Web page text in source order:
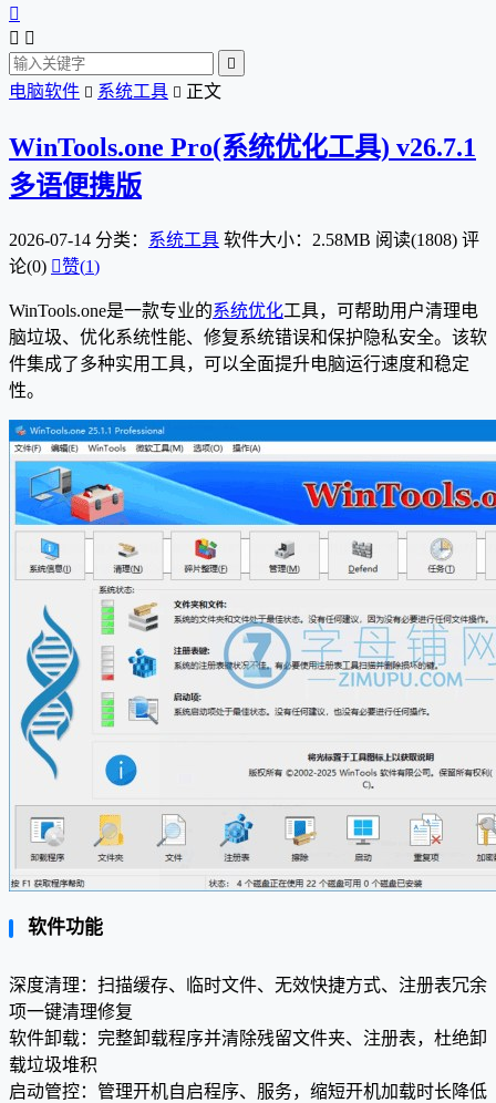

 

电脑软件  系统工具  正文
WinTools.one Pro(系统优化工具) v26.7.1
多语便携版
2026-07-14 分类： 系统工具 软件大小：2.58MB 阅读(1808) 评
论(0) 赞(1)
WinTools.one是一款专业的系统优化工具，可帮助用户清理电
脑垃圾、优化系统性能、修复系统错误和保护隐私安全。该软
件集成了多种实用工具，可以全面提升电脑运行速度和稳定
性。
软件功能
深度清理：扫描缓存、临时文件、无效快捷方式、注册表冗余
项一键清理修复
软件卸载：完整卸载程序并清除残留文件夹、注册表，杜绝卸
载垃圾堆积
启动管控：管理开机自启程序、服务，缩短开机加载时长降低